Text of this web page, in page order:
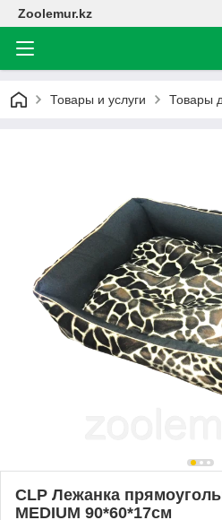
Zoolemur.kz
Товары и услуги Товары
CLP Лежанка
MEDIUM 90*60*17см